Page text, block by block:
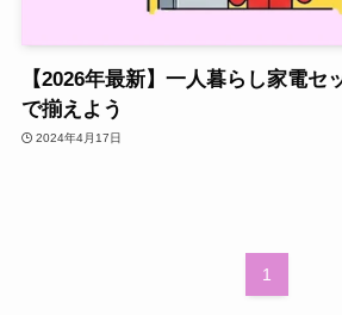
【2026年最新】一人暮らし家電セ
で揃えよう
2024年4月17日
1